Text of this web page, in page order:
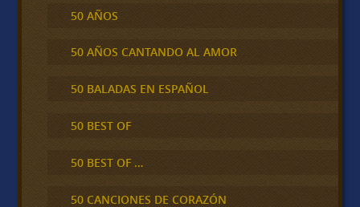
50 AÑOS
50 AÑOS CANTANDO AL AMOR
50 BALADAS EN ESPAÑOL
50 BEST OF
50 BEST OF …
50 CANCIONES DE CORAZÓN